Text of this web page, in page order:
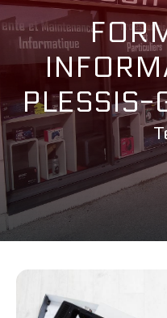
PLESSIS-